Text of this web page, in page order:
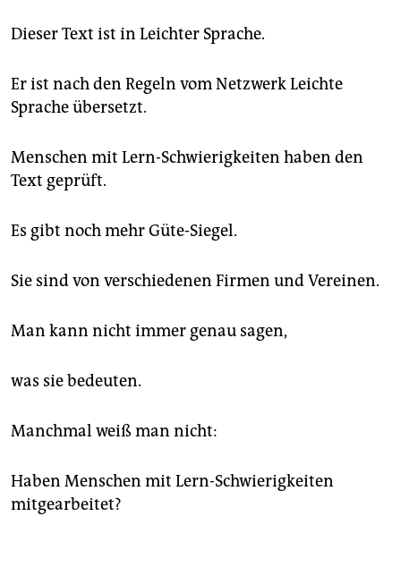
Dieser Text ist in Leichter Sprache.
Er ist nach den Regeln vom Netzwerk Leichte
Sprache übersetzt.
Menschen mit Lern-Schwierigkeiten haben den
Text geprüft.
Es gibt noch mehr Güte-Siegel.
Sie sind von verschiedenen Firmen und Vereinen.
Man kann nicht immer genau sagen,
was sie bedeuten.
Manchmal weiß man nicht:
Haben Menschen mit Lern-Schwierigkeiten
mitgearbeitet?